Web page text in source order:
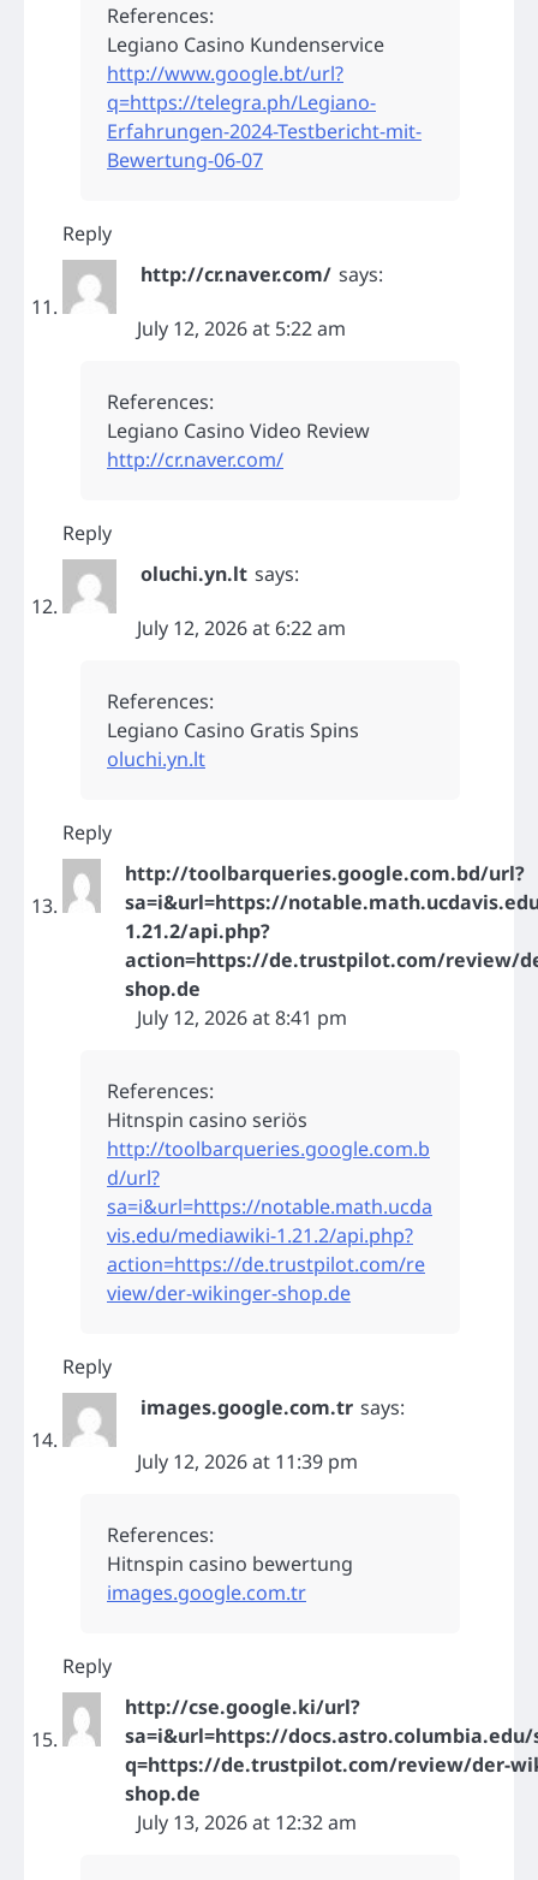
References:
Legiano Casino Kundenservice
http://www.google.bt/url?
q=https://telegra.ph/Legiano-
Erfahrungen-2024-Testbericht-mit-
Bewertung-06-07
Reply
http://cr.naver.com/ says:
July 12, 2026 at 5:22 am
References:
Legiano Casino Video Review
http://cr.naver.com/
Reply
oluchi.yn.lt says:
July 12, 2026 at 6:22 am
References:
Legiano Casino Gratis Spins
oluchi.yn.lt
Reply
http://toolbarqueries.google.com.bd/url?
sa=i&url=https://
1.21.2/api.php?
action=https://de.trustpilot.com/review/
shop.de
July 12, 2026 at 8:41 pm
References:
Hitnspin casino seriös
http://toolbarqueries.google.com.b
d/url?
sa=i&url=https://notable.math.ucda
vis.edu/mediawiki-1.21.2/api.php?
action=https://de.trustpilot.com/re
view/der-wikinger-shop.de
Reply
images.google.com.tr says:
July 12, 2026 at 11:39 pm
References:
Hitnspin casino bewertung
images.google.com.tr
Reply
http://cse.google.ki/url?
sa=i&url=https://docs.astro.columbia.edu/
q=https://de.trustpilot.com/review/der-
shop.de
July 13, 2026 at 12:32 am